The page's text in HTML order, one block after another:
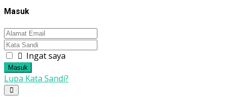
Masuk
Ingat saya
Masuk
Lupa Kata Sandi?